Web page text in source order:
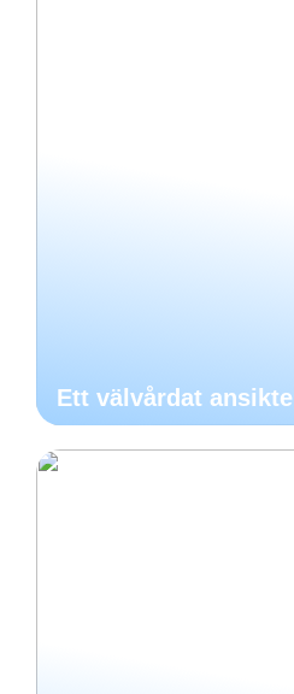
Ett välvårdat ansikte